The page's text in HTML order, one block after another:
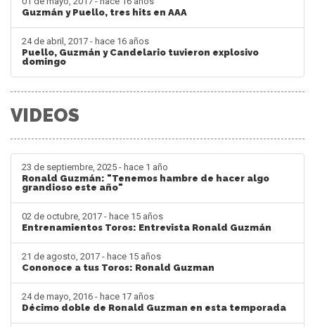
Guzmán y Puello, tres hits en AAA
24 de abril, 2017 - hace 16 años
Puello, Guzmán y Candelario tuvieron explosivo
domingo
VIDEOS
23 de septiembre, 2025 - hace 1 año
Ronald Guzmán: "Tenemos hambre de hacer algo
grandioso este año"
02 de octubre, 2017 - hace 15 años
Entrenamientos Toros: Entrevista Ronald Guzmán
21 de agosto, 2017 - hace 15 años
Cononoce a tus Toros: Ronald Guzman
24 de mayo, 2016 - hace 17 años
Décimo doble de Ronald Guzman en esta temporada